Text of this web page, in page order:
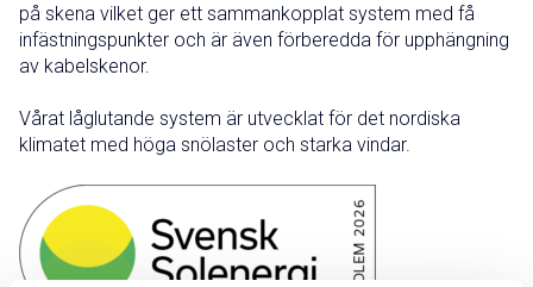
på skena vilket ger ett sammankopplat system med få
infästningspunkter och är även förberedda för upphängning
av kabelskenor.
Vårat låglutande system är utvecklat för det nordiska
klimatet med höga snölaster och starka vindar.